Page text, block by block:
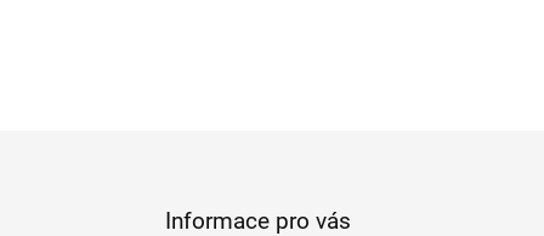
Informace pro vás